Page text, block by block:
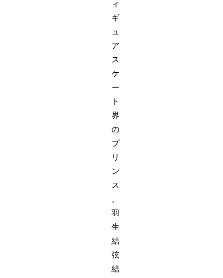
ィ
ギ
ュ
ア
ス
ケ
ー
ト
界
の
プ
リ
ン
ス
羽
生
結
弦
結